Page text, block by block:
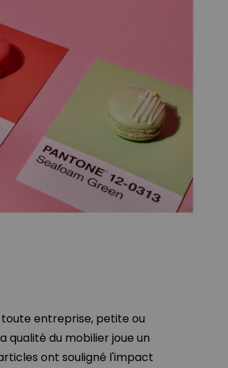
entreprise, petite ou
qualité du mobilier joue un
ont souligné l'impact